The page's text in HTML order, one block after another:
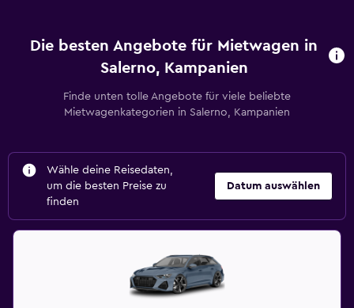
Die besten Angebote für Mietwagen in
Salerno, Kampanien
Finde unten tolle Angebote für viele beliebte
Mietwagenkategorien in Salerno, Kampanien
Wähle deine Reisedaten,
um die besten Preise zu
finden
Datum auswählen